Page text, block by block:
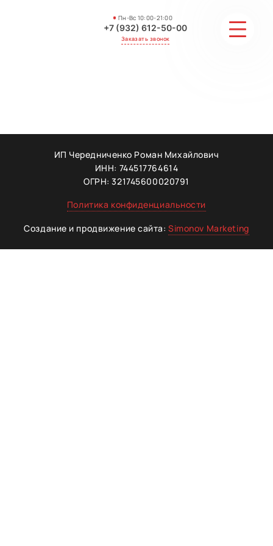
Пн-Вс 10:00-21:00
+7 (932) 612-50-00
Заказать звонок
ГАЛЕРЕЯ
МАСТЕРА
ИП Чередниченко Роман Михайлович
ИНН: 744517764614
ОГРН: 321745600020791
Политика конфиденциальности
Создание и продвижение сайта:Simonov Marketing